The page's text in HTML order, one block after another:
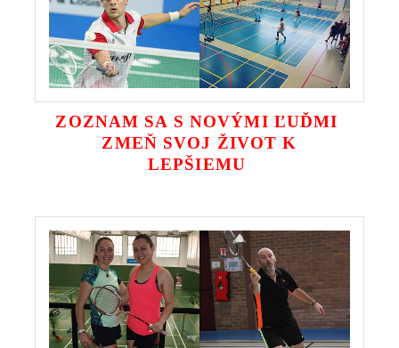
ZOZNAM SA S NOVÝMI ĽUĎMI
ZMEŇ SVOJ ŽIVOT K
LEPŠIEMU